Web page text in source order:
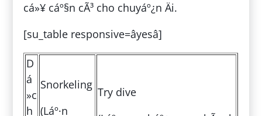
cá»¥ cáº§n cÃ³ cho chuyáº¿n Äi.
[su_table responsive=âyesâ]
D
á
»c
h
Snorkeling
(Láº·n
Try dive